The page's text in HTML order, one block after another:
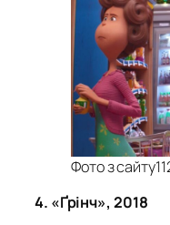
Фото з
4. «Ґрінч», 2018